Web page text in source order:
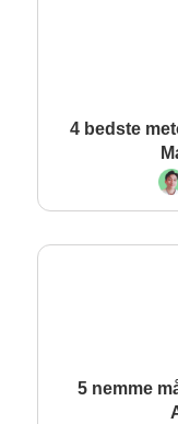
4 bedste
5 nemme